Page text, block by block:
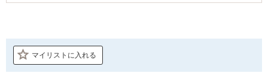
マイリストに入れる